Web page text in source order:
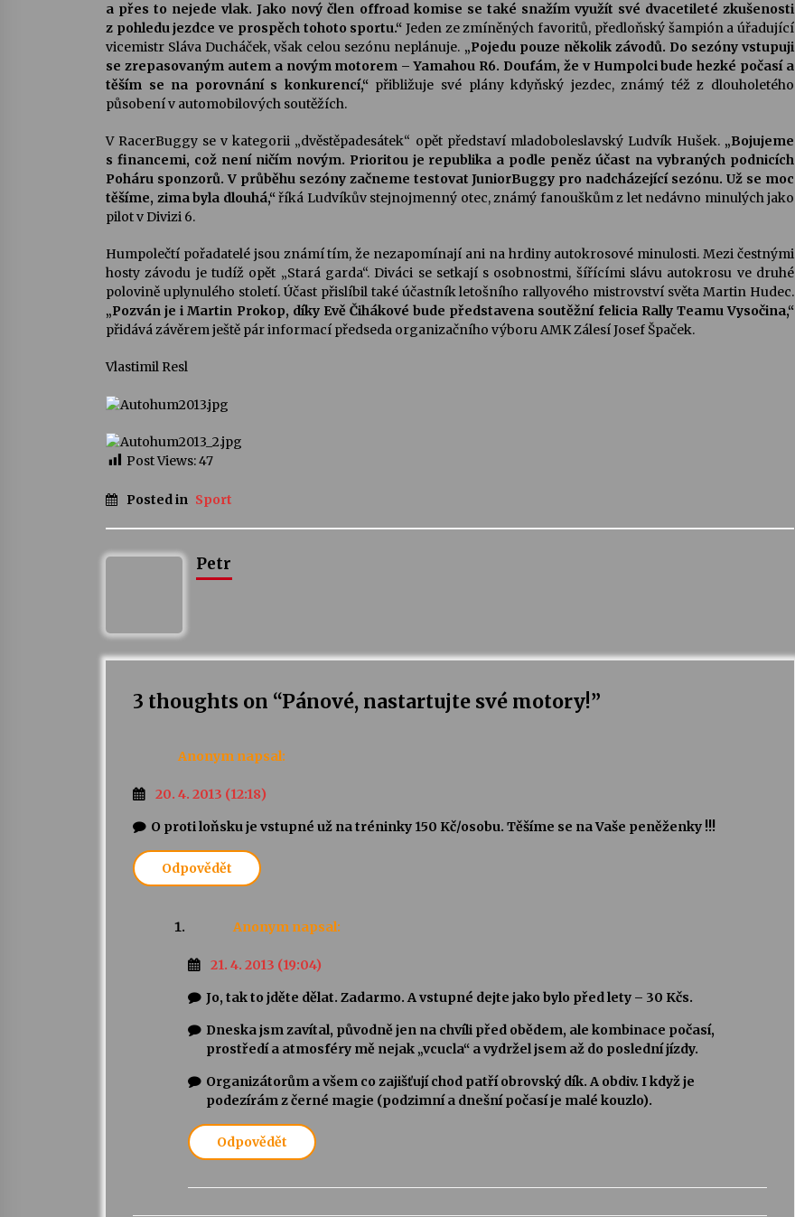
a přes to nejede vlak. Jako nový člen offroad komise se také snažím využít své dvacetileté zkušenosti
z pohledu jezdce ve prospěch tohoto sportu.“ Jeden ze zmíněných favoritů, předloňský šampión a úřadující
vicemistr Sláva Ducháček, však celou sezónu neplánuje. „Pojedu pouze několik závodů. Do sezóny vstupuji
se zrepasovaným autem a novým motorem – Yamahou R6. Doufám, že v Humpolci bude hezké počasí a
těším se na porovnání s konkurencí,“přibližuje své plány kdyňský jezdec, známý též z dlouholetého
působení v automobilových soutěžích.
V RacerBuggy se v kategorii „dvěstěpadesátek“ opět představí mladoboleslavský Ludvík Hušek. „Bojujeme
s financemi, což není ničím novým. Prioritou je republika a podle peněz účast na vybraných podnicích
Poháru sponzorů. V průběhu sezóny začneme testovat JuniorBuggy pro nadcházející sezónu. Už se moc
těšíme, zima byla dlouhá,“říká Ludvíkův stejnojmenný otec, známý fanouškům z let nedávno minulých jako
pilot v Divizi 6.
Humpolečtí pořadatelé jsou známí tím, že nezapomínají ani na hrdiny autokrosové minulosti. Mezi čestnými
hosty závodu je tudíž opět „Stará garda“. Diváci se setkají s osobnostmi, šířícími slávu autokrosu ve druhé
polovině uplynulého století. Účast přislíbil také účastník letošního rallyového mistrovství světa Martin Hudec.
„Pozván je i Martin Prokop, díky Evě Čihákové bude představena soutěžní felicia Rally Teamu Vysočina,“
přidává závěrem ještě pár informací předseda organizačního výboru AMK Zálesí Josef Špaček.
Vlastimil Resl
Post Views:47
Posted in Sport
Petr
3 thoughts on “Pánové, nastartujte své motory!”
Anonym napsal:
20. 4. 2013 (12:18)
O proti loňsku je vstupné už na tréninky 150 Kč/osobu. Těšíme se na Vaše peněženky !!!
Odpovědět
Anonym napsal:
21. 4. 2013 (19:04)
Jo, tak to jděte dělat. Zadarmo. A vstupné dejte jako bylo před lety – 30 Kčs.
Dneska jsm zavítal, původně jen na chvíli před obědem, ale kombinace počasí,
prostředí a atmosféry mě nejak „vcucla“ a vydržel jsem až do poslední jízdy.
Organizátorům a všem co zajišťují chod patří obrovský dík. A obdiv. I když je
podezírám z černé magie (podzimní a dnešní počasí je malé kouzlo).
Odpovědět